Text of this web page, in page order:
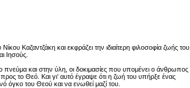
Καζαντζάκη και εκφράζει την ιδιαίτερη φιλοσοφία ζωής του,
Ιησούς.
και στην ύλη, οι δοκιμασίες που υπομένει ο άνθρωπος
το Θεό. Και γι’ αυτό έγραψε ότι η ζωή του υπήρξε ένας
όγκο του Θεού και να ενωθεί μαζί του.